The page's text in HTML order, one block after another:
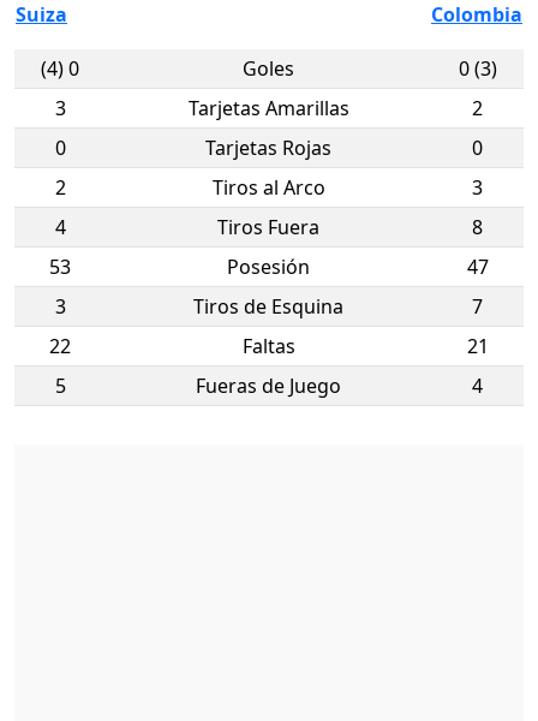
Suiza Colombia
(4) 0 Goles
0 (3)
3
Tarjetas Amarillas
2
0
Tarjetas Rojas
0
2
Tiros al Arco
3
4
Tiros Fuera
8
53
Posesión
47
3
Tiros de Esquina
7
22
Faltas
21
5
Fueras de Juego 4